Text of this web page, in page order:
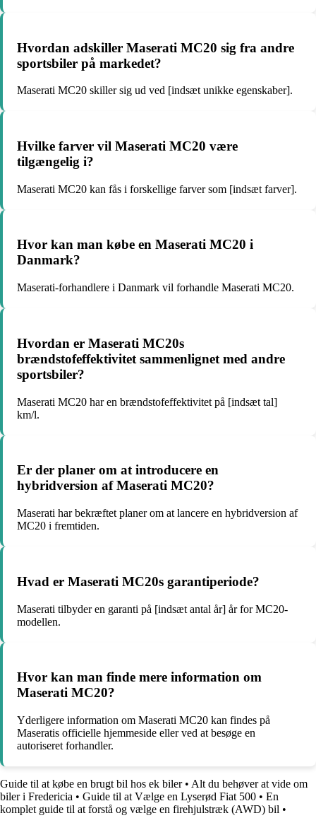
Hvordan adskiller Maserati MC20 sig fra andre
sportsbiler på markedet?
Maserati MC20 skiller sig ud ved [indsæt unikke egenskaber].
Hvilke farver vil Maserati MC20 være
tilgængelig i?
Maserati MC20 kan fås i forskellige farver som [indsæt farver].
Hvor kan man købe en Maserati MC20 i
Danmark?
Maserati-forhandlere i Danmark vil forhandle Maserati MC20.
Hvordan er Maserati MC20s
brændstofeffektivitet sammenlignet med andre
sportsbiler?
Maserati MC20 har en brændstofeffektivitet på [indsæt tal]
km/l.
Er der planer om at introducere en
hybridversion af Maserati MC20?
Maserati har bekræftet planer om at lancere en hybridversion af
MC20 i fremtiden.
Hvad er Maserati MC20s garantiperiode?
Maserati tilbyder en garanti på [indsæt antal år] år for MC20-
modellen.
Hvor kan man finde mere information om
Maserati MC20?
Yderligere information om Maserati MC20 kan findes på
Maseratis officielle hjemmeside eller ved at besøge en
autoriseret forhandler.
Guide til at købe en brugt bil hos ek biler• Alt du behøver at vide om
biler i Fredericia • Guide til at Vælge en Lyserød Fiat 500 • En
komplet guide til at forstå og vælge en firehjulstræk (AWD) bil •